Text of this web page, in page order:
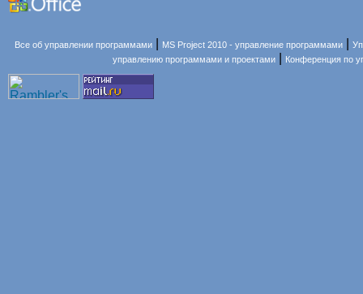
Все об управлении программами MS Project 2010 - управление программами
управлению программами и проектами
Конференция по